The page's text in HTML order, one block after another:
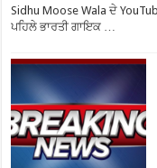
Sidhu Moose Wala ਦੇ
ਪਹਿਲੇ ਭਾਰਤੀ ਗਾਇਕ …